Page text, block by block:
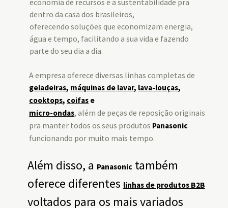
dentro da casa dos brasileiros,
oferecendo soluções que economizam energia,
água e tempo, facilitando a sua vida e fazendo
parte do seu dia a dia.
A empresa oferece diversas linhas completas de
geladeiras, máquinas de lavar, lava-louças,
cooktops, coifas e
micro-ondas, além de peças de reposição originais
pra manter todos os seus produtos Panasonic
funcionando por muito mais tempo.
Além disso, a Panasonic também
oferece diferentes linhas de produtos B2B
voltados para os mais variados